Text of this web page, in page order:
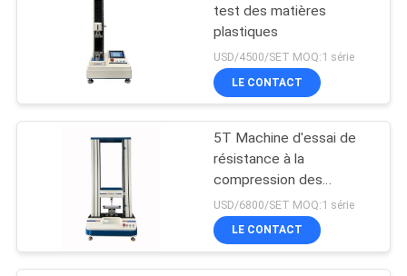
test des matières
plastiques
USD/4500/SET MOQ:1 série
LE CONTACT
5T Machine d'essai de
résistance à la
compression des
matériaux
USD/6800/SET MOQ:1 série
LE CONTACT